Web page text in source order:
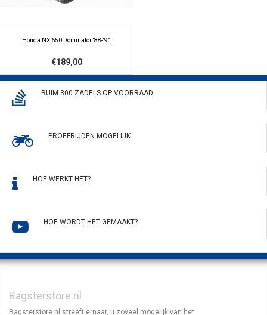
Honda NX 650 Dominator '88-'91
€189,00
RUIM 300 ZADELS OP VOORRAAD
PROEFRIJDEN MOGELIJK
HOE WERKT HET?
HOE WORDT HET GEMAAKT?
Bagsterstore.nl
Bagsterstore.nl streeft ernaar, u zoveel mogelijk van het